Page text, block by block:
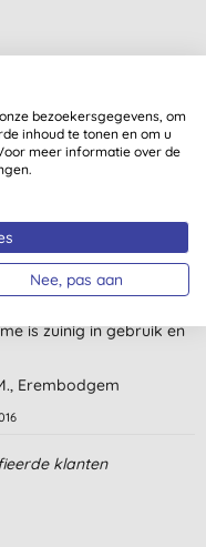
)
is zuinig in gebruik en
Erembodgem
haar zalig zacht en
klanten
bezoekersgegevens, om
inhoud te tonen en om u
meer informatie over de
Nee, pas aan